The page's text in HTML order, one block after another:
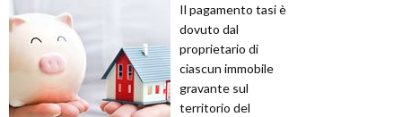
Il pagamento tasi è
dovuto dal
proprietario di
ciascun immobile
gravante sul
territorio del